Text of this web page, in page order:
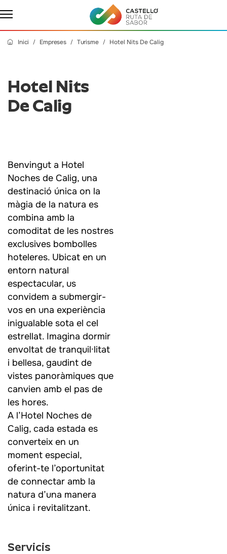
Inici Empreses Turisme Hotel Nits De Calig
Hotel Nits
De Calig
Benvingut a Hotel
Noches de Calig, una
destinació única on la
màgia de la natura es
combina amb la
comoditat de les nostres
exclusives bombolles
hoteleres. Ubicat en un
entorn natural
espectacular, us
convidem a submergir-
vos en una experiència
inigualable sota el cel
estrellat. Imagina dormir
envoltat de tranquil·litat
i bellesa, gaudint de
vistes panoràmiques que
canvien amb el pas de
les hores.
A l’Hotel Noches de
Calig, cada estada es
converteix en un
moment especial,
oferint-te l’oportunitat
de connectar amb la
natura d’una manera
única i revitalitzant.
Servicis